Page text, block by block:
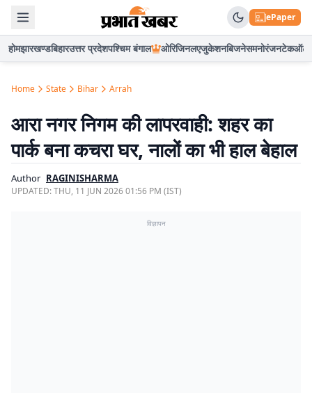
ePaper
होमझारखण्डबिहारउत्तर प्रदेशपश्चिम बंगाल ओरिजिनलएजुकेशनबिजनेसमनोरंजनटेकऑटो
Home State Bihar Arrah
आरा नगर निगम की लापरवाही: शहर का
पार्क बना कचरा घर, नालों का भी हाल बेहाल
Author RAGINISHARMA
UPDATED:THU, 11 JUN 2026 01:56 PM (IST)
विज्ञापन